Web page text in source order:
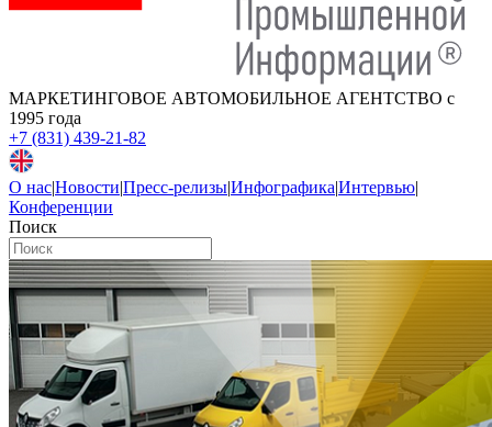
МАРКЕТИНГОВОЕ АВТОМОБИЛЬНОЕ АГЕНТСТВО с
1995 года
+7 (831) 439-21-82
О нас|Новости|Пресс-релизы|Инфографика|Интервью|
Конференции
Поиск